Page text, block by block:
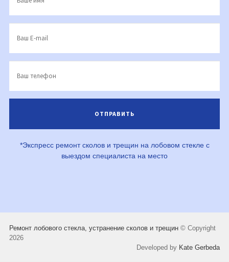
*Экспресс ремонт сколов и трещин на лобовом стекле с
выездом специалиста на место
Ремонт лобового стекла, устранение сколов и трещин © Copyright
2026
Developed byKate Gerbeda